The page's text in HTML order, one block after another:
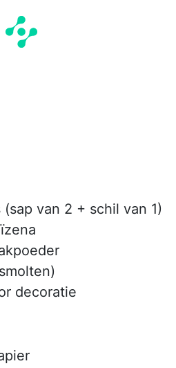
van 2 + schil van 1)
decoratie